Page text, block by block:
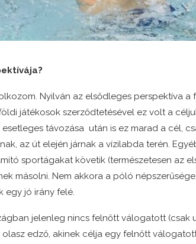
Nyilván az elsődleges perspektíva a
játékosok szerződtetésével ez volt a
távozása után is ez marad a cél,
az út elején járnak a vízilabda terén.
sportágakat követik (természetesen az
másolni. Nem akkora a póló
egy jó irány felé.
jelenleg nincs felnőtt válogatott (csak
edző, akinek célja egy felnőtt